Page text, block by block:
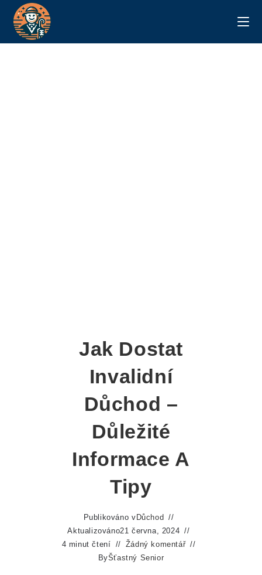
Jak Dostat
Invalidní
Důchod –
Důležité
Informace A
Tipy
Publikováno v Důchod
Aktualizováno21 června, 2024
4 minut čtení
Žádný komentář
ByŠťastný Senior